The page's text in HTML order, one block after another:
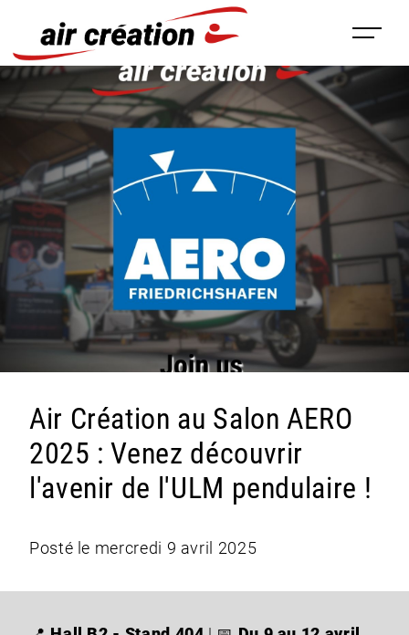
Air Création au Salon AERO
2025 : Venez découvrir
l'avenir de l'ULM pendulaire !
Posté le mercredi 9 avril 2025
Panneau de gestion des cookies